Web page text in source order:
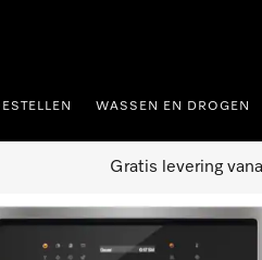
WASSEN EN DROGEN
Gratis levering
vaatwassers Professionele